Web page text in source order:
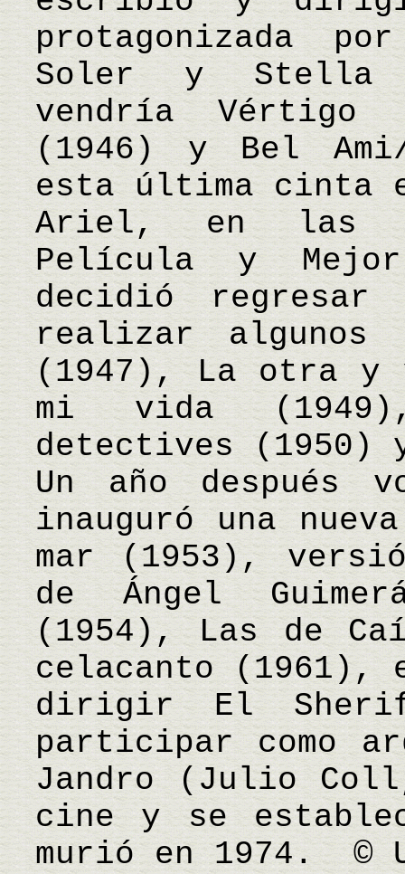
protagonizada
Soler y Stella
vendría Vértigo
(1946) y Bel
esta última cinta
Ariel, en las
Película y
decidió regresar
realizar algunos
(1947), La otra y
mi vida
detectives (1950)
Un año después
inauguró una
mar (1953),
de Ángel
(1954), Las de
celacanto (1961),
dirigir El
participar como
Jandro (Julio
cine y se
murió en 1974. ©